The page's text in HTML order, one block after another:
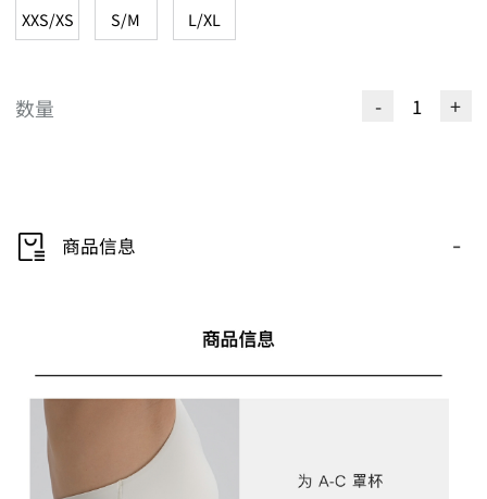
XXS/XS S/M L/XL
数量 - +
商品信息 -